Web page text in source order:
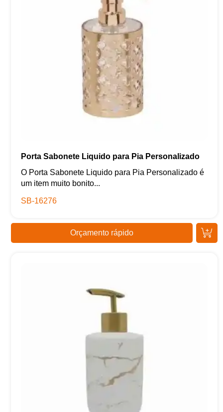
Porta Sabonete Liquido para Pia Personalizado
O Porta Sabonete Liquido para Pia Personalizado é
um item muito bonito...
SB-16276
Orçamento rápido